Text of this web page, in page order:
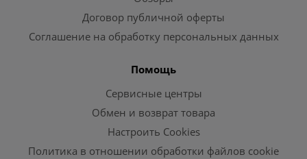
Договор публичной оферты
Соглашение на обработку персональных данных
Помощь
Сервисные центры
Обмен и возврат товара
Настроить Cookies
Политика в отношении обработки файлов cookie